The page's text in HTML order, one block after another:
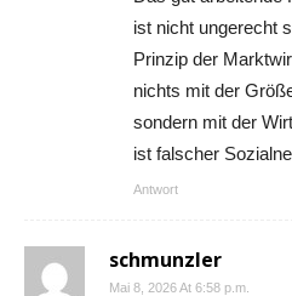
ist nicht ungerecht
Prinzip der
nichts mit der
sondern mit der
ist falscher
Antwort
schmunzler
Mai 8, 2026 At 6:58 p.m.